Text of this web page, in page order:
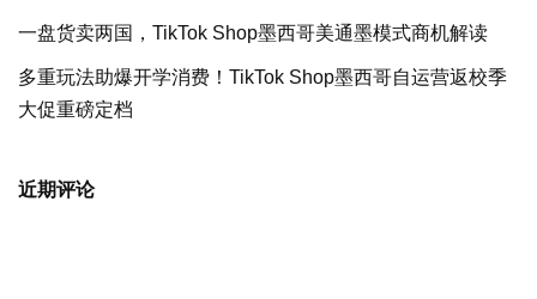
一盘货卖两国，TikTok Shop墨西哥美通墨模式商机解读
多重玩法助爆开学消费！TikTok Shop墨西哥自运营返校季
大促重磅定档
近期评论